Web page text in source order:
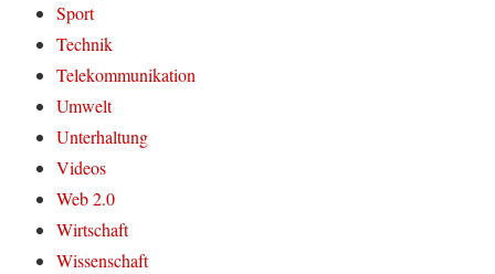
Sport
Technik
Telekommunikation
Umwelt
Unterhaltung
Videos
Web 2.0
Wirtschaft
Wissenschaft